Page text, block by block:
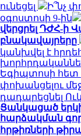
ունեցել
Ի՞նչ
օգոստոսի 9-ին
վերցրել ԴԺՀ-ի
բնակավայրերը
կանխվել է
Եգիպտոսի հետ
փոխանցելու
դադարեցնել
Ցանկացած
հարձակման
հրթիռների